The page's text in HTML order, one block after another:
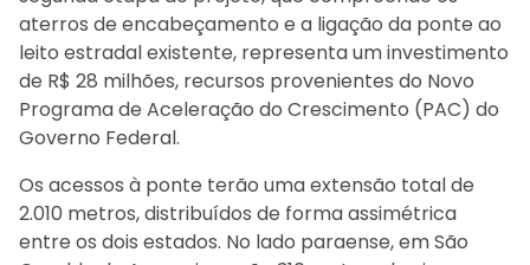
aterros de encabeçamento e a ligação da ponte ao
leito estradal existente, representa um investimento
de R$ 28 milhões, recursos provenientes do Novo
Programa de Aceleração do Crescimento (PAC) do
Governo Federal.
Os acessos à ponte terão uma extensão total de
2.010 metros, distribuídos de forma assimétrica
entre os dois estados. No lado paraense, em São